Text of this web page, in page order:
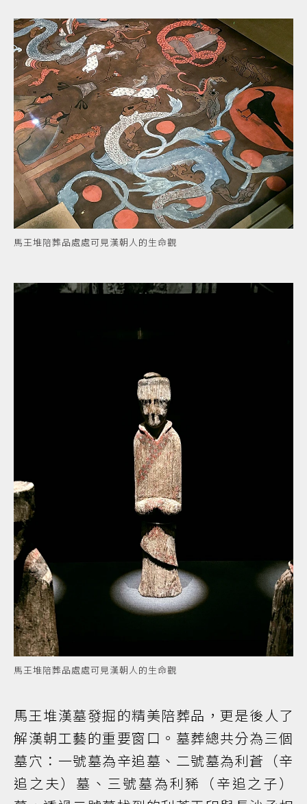
馬王堆陪葬品處處可見漢朝人的生命觀
馬王堆陪葬品處處可見漢朝人的生命觀
馬王堆漢墓發掘的精美陪葬品，更是後人了
解漢朝工藝的重要窗口。墓葬總共分為三個
墓穴：一號墓為辛追墓、二號墓為利蒼（辛
追之夫）墓、三號墓為利豨（辛追之子）